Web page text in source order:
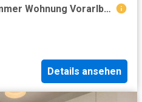
Zu Vermieten 3 Schlafzimmer Wohnung Vorarlberg Vorarlberg DS104642120
Details ansehen